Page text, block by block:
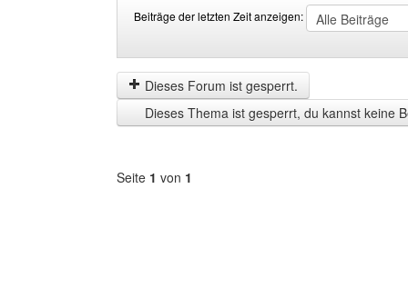
Beiträge der letzten Zeit anzeigen:
der
letzten
Zeit
anzeigen
by
Dieses Forum ist gesperrt.
Dieses Thema ist gesperrt, du kannst keine
Seite 1 von 1